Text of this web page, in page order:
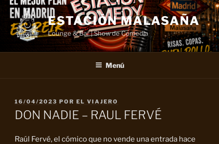
Saltar
contenido
ESTACIÓN MALASAÑA
Lounge & Bar | Show de Comedia
Menú
PUBLICADO
EL
16/04/2023 POR EL VIAJERO
DON NADIE – RAUL FERVÉ
Raúl Fervé, el cómico que no vende una entrada hace